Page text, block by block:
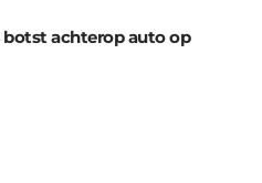
botst achterop auto op